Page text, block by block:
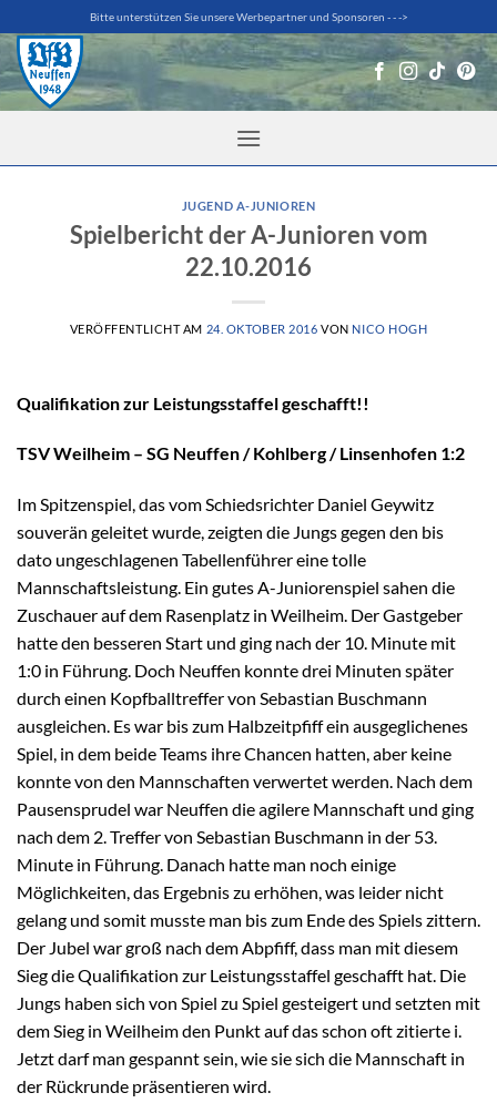
Inhalt
springen
Bitte unterstützen Sie unsere Werbepartner und Sponsoren - - ->
JUGEND A-JUNIOREN
Spielbericht der A-Junioren vom
22.10.2016
VERÖFFENTLICHT AM 24. OKTOBER 2016 VON NICO HOGH
Qualifikation zur Leistungsstaffel geschafft!!
TSV Weilheim – SG Neuffen / Kohlberg / Linsenhofen 1:2
Im Spitzenspiel, das vom Schiedsrichter Daniel Geywitz
souverän geleitet wurde, zeigten die Jungs gegen den bis
dato ungeschlagenen Tabellenführer eine tolle
Mannschaftsleistung. Ein gutes A-Juniorenspiel sahen die
Zuschauer auf dem Rasenplatz in Weilheim. Der Gastgeber
hatte den besseren Start und ging nach der 10. Minute mit
1:0 in Führung. Doch Neuffen konnte drei Minuten später
durch einen Kopfballtreffer von Sebastian Buschmann
ausgleichen. Es war bis zum Halbzeitpfiff ein ausgeglichenes
Spiel, in dem beide Teams ihre Chancen hatten, aber keine
konnte von den Mannschaften verwertet werden. Nach dem
Pausensprudel war Neuffen die agilere Mannschaft und ging
nach dem 2. Treffer von Sebastian Buschmann in der 53.
Minute in Führung. Danach hatte man noch einige
Möglichkeiten, das Ergebnis zu erhöhen, was leider nicht
gelang und somit musste man bis zum Ende des Spiels zittern.
Der Jubel war groß nach dem Abpfiff, dass man mit diesem
Sieg die Qualifikation zur Leistungsstaffel geschafft hat. Die
Jungs haben sich von Spiel zu Spiel gesteigert und setzten mit
dem Sieg in Weilheim den Punkt auf das schon oft zitierte i.
Jetzt darf man gespannt sein, wie sie sich die Mannschaft in
der Rückrunde präsentieren wird.